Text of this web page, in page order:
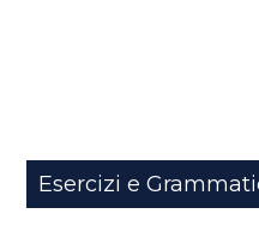
Esercizi e